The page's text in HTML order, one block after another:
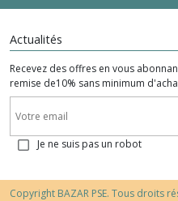
Actualités
Recevez des offres en vous
remise de10% sans minimum
Je ne suis pas un robot
Copyright BAZAR PSE. Tous droits